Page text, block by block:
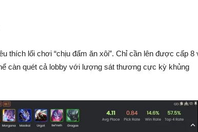
thích lối chơi “chịu đấm ăn xôi”. Chỉ cần lên được cấp 8
càn quét cả lobby với lượng sát thương cực kỳ khủng